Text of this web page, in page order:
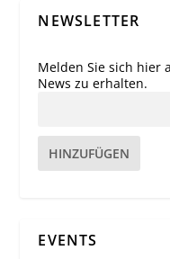
NEWSLETTER
Melden Sie sich hier
News zu erhalten.
HINZUFÜGEN
EVENTS